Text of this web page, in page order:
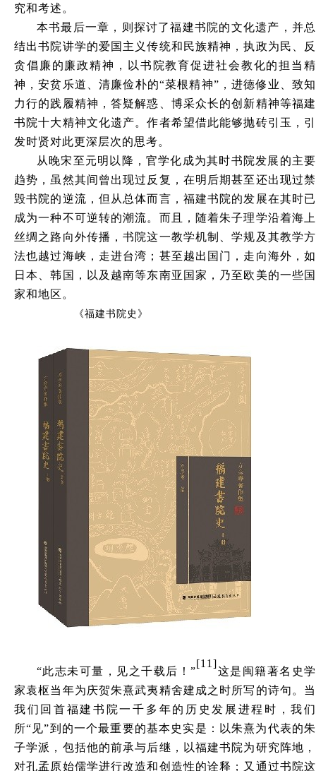
究和考述。
本书最后一章，则探讨了福建书院的文化遗产，并总
结出书院讲学的爱国主义传统和民族精神，执政为民、反
贪倡廉的廉政精神，以书院教育促进社会教化的担当精
神，安贫乐道、清廉俭朴的“菜根精神”，进德修业、致知
力行的践履精神，答疑解惑、博采众长的创新精神等福建
书院十大精神文化遗产。作者希望借此能够抛砖引玉，引
发时贤对此更深层次的思考。
从晚宋至元明以降，官学化成为其时书院发展的主要
趋势，虽然其间曾出现过反复，在明后期甚至还出现过禁
毁书院的逆流，但从总体而言，福建书院的发展在其时已
成为一种不可逆转的潮流。而且，随着朱子理学沿着海上
丝绸之路向外传播，书院这一教学机制、学规及其教学方
法也越过海峡，走进台湾；甚至越出国门，走向海外，如
日本、韩国，以及越南等东南亚国家，乃至欧美的一些国
家和地区。
《福建书院史 》
“此志未可量，见之千载后！”
[11]
这是闽籍著名史学
家袁枢当年为庆贺朱熹武夷精舍建成之时所写的诗句。当
我们回首福建书院一千多年的历史发展进程时，我们
所“见”到的一个最重要的基本史实是：以朱熹为代表的朱
子学派，包括他的前承与后继，以福建书院为研究阵地，
对孔孟原始儒学进行改造和创造性的诠释；又通过书院这